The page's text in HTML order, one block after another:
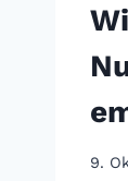
9.